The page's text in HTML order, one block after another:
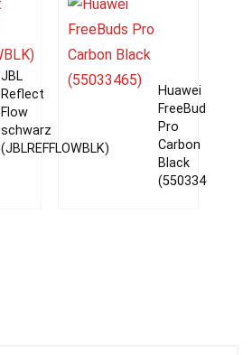
JBL
Reflect
Flow
schwarz
(JBLREFFLOWBLK)
Huawei
FreeBuds
Pro
Carbon
Black
(55033465)